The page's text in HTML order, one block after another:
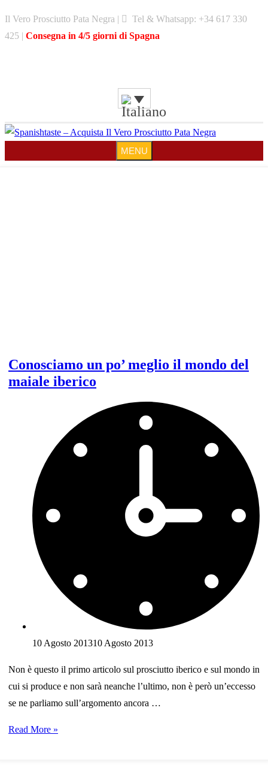
Il Vero Prosciutto Pata Negra |
Tel & Whatsapp: +34 617 330
425 | Consegna in 4/5 giorni di Spagna
MENU
MENU
Conosciamo un po’ meglio il mondo del
maiale iberico
10 Agosto 201310 Agosto 2013
Non è questo il primo articolo sul prosciutto iberico e sul mondo in
cui si produce e non sarà neanche l’ultimo, non è però un’eccesso
se ne parliamo sull’argomento ancora …
Conosciamo
Read More »